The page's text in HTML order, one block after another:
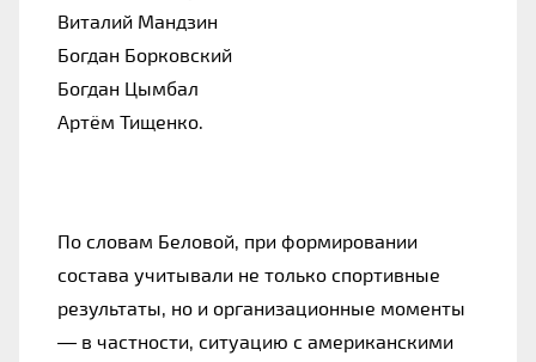
Виталий Мандзин
Богдан Борковский
Богдан Цымбал
Артём Тищенко.
По словам Беловой, при формировании
состава учитывали не только спортивные
результаты, но и организационные моменты
— в частности, ситуацию с американскими